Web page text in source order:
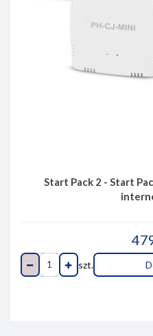
Start Pack 2 - Start
szt.